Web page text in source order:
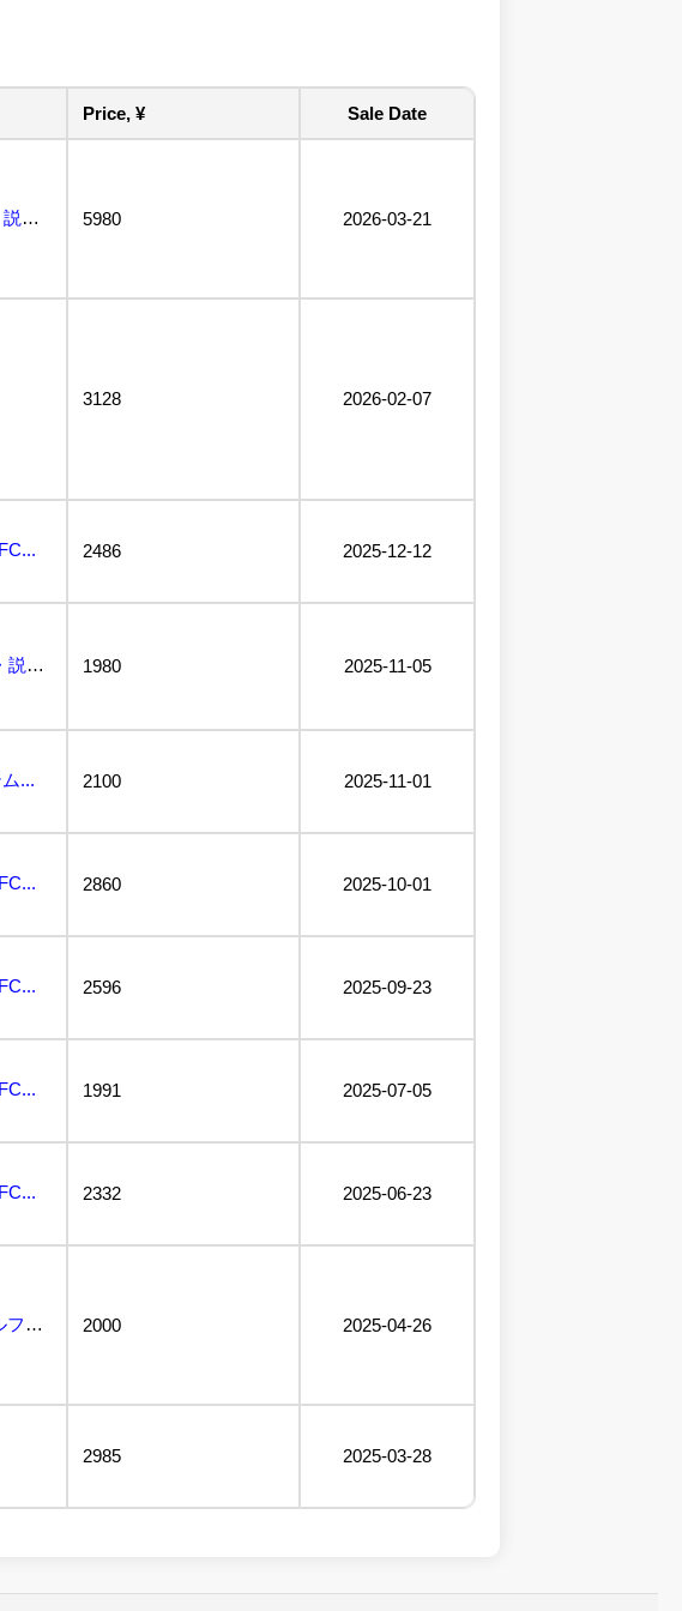
Price, ¥ Sale Date
スーパーマリオブラザーズ（ディスクシステム） ファミコン FC 外箱 説明書付き 動作確認済... 5980 2026-03-21
3128 2026-02-07
2486 2025-12-12
A面 スーパーマリオブラザーズ B面 スーパーマリオブラザーズ２【外箱・説明書付き・動作確認済・同梱... 1980 2025-11-05
... 2100 2025-11-01
2860 2025-10-01
2596 2025-09-23
1991 2025-07-05
2332 2025-06-23
スーパーマリオブラザーズ ディスクシステム ファミコン 任天堂 プロゴルファーさんの外箱と表紙... 2000 2025-04-26
2985 2025-03-28